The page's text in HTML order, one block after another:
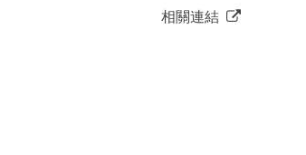
相關連結